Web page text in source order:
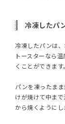
冷凍したパ
冷凍したパンは
トースターなら
くことができます。
パンを凍ったま
けが焼けて中ま
から焼くようにし